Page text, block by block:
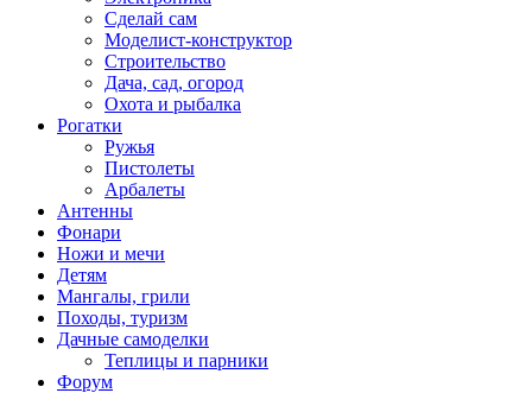
Сделай сам
Моделист-конструктор
Строительство
Дача, сад, огород
Охота и рыбалка
Рогатки
Ружья
Пистолеты
Арбалеты
Антенны
Фонари
Ножи и мечи
Детям
Мангалы, грили
Походы, туризм
Дачные самоделки
Теплицы и парники
Форум